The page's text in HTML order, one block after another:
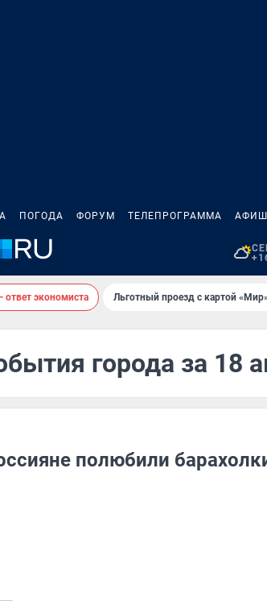
ПОГОДА ФОРУМ ТЕЛЕПРОГРАММА
ответ экономиста Льготный проезд с картой
города за 18
полюбили